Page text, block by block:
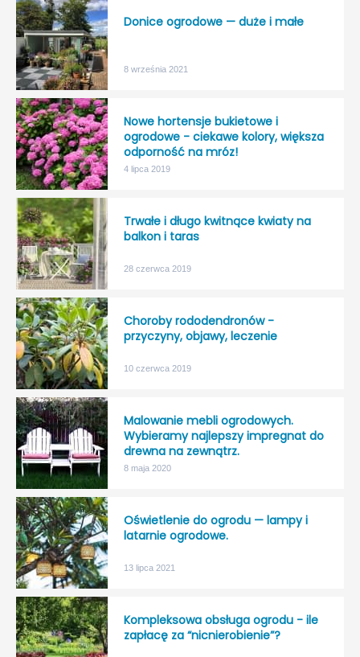
Donice ogrodowe — duże i małe
8 września 2021
Nowe hortensje bukietowe i
ogrodowe - ciekawe kolory, większa
odporność na mróz!
4 lipca 2019
Trwałe i długo kwitnące kwiaty na
balkon i taras
28 czerwca 2019
Choroby rododendronów -
przyczyny, objawy, leczenie
10 czerwca 2019
Malowanie mebli ogrodowych.
Wybieramy najlepszy impregnat do
drewna na zewnątrz.
8 maja 2020
Oświetlenie do ogrodu — lampy i
latarnie ogrodowe.
13 lipca 2021
Kompleksowa obsługa ogrodu - ile
zapłacę za “nicnierobienie”?